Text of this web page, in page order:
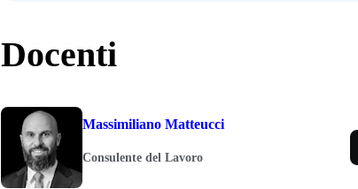
Docenti
Massimiliano Matteucci
Consulente del Lavoro